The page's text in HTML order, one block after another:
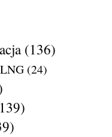
(136)
(24)